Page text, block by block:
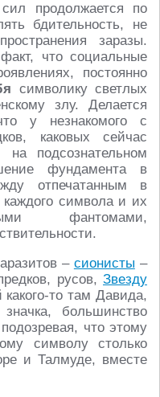
продолжается по
бдительность, не
заразы.
что социальные
постоянно
символику светлых
злу. Делается
у незнакомого с
каковых сейчас
подсознательном
фундамента в
отпечатанным в
символа и их
фантомами,
– сионисты –
русов, Звезду
то там Давида,
большинство
что этому
символу столько
и Талмуде, вместе